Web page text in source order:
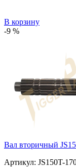
В корзину
-9 %
Вал вторичный
Артикул: JS150T-